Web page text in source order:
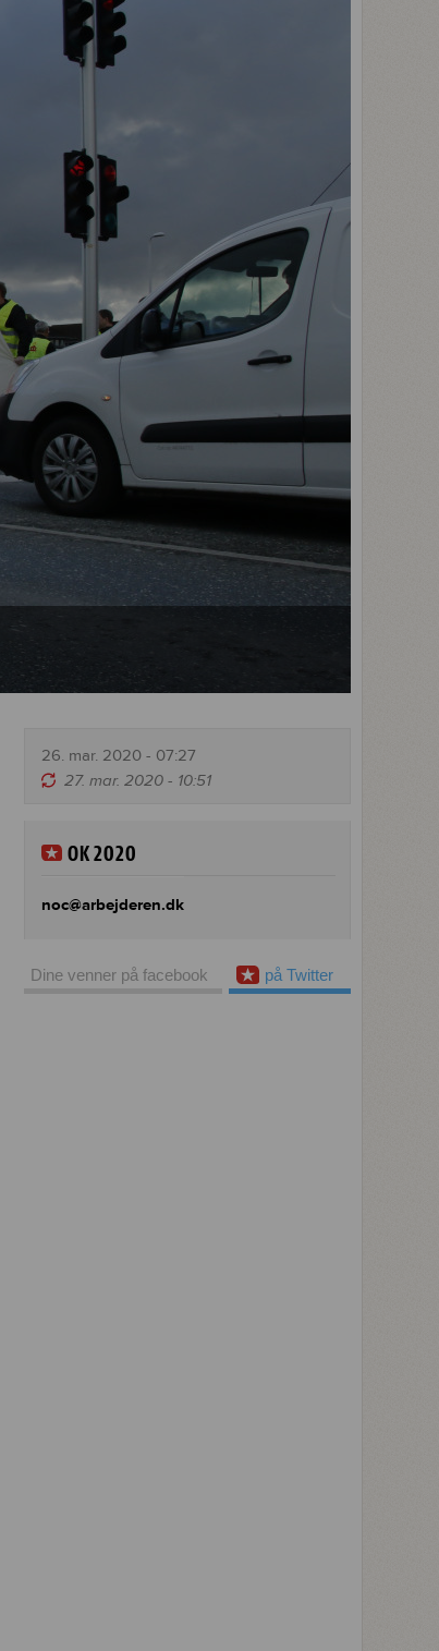
26. mar. 2020 - 07:27
27. mar. 2020 - 10:51
OK 2020
noc@arbejderen.dk
på Twitter
Dine venner på facebook